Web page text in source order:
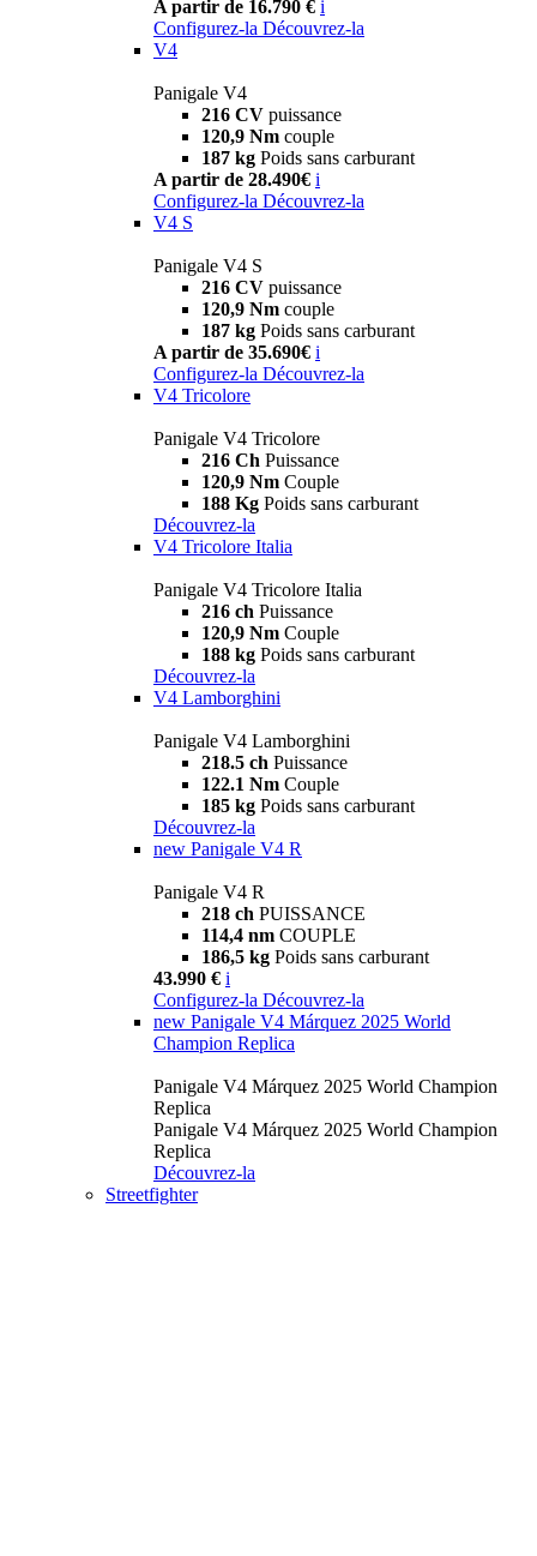
A partir de 16.790 € i
Configurez-la Découvrez-la
V4
Panigale V4
216 CV puissance
120,9 Nm couple
187 kg Poids sans carburant
A partir de 28.490€ i
Configurez-la Découvrez-la
V4 S
Panigale V4 S
216 CV puissance
120,9 Nm couple
187 kg Poids sans carburant
A partir de 35.690€ i
Configurez-la Découvrez-la
V4 Tricolore
Panigale V4 Tricolore
216 Ch Puissance
120,9 Nm Couple
188 Kg Poids sans carburant
Découvrez-la
V4 Tricolore Italia
Panigale V4 Tricolore Italia
216 ch Puissance
120,9 Nm Couple
188 kg Poids sans carburant
Découvrez-la
V4 Lamborghini
Panigale V4 Lamborghini
218.5 ch Puissance
122.1 Nm Couple
185 kg Poids sans carburant
Découvrez-la
new Panigale V4 R
Panigale V4 R
218 ch PUISSANCE
114,4 nm COUPLE
186,5 kg Poids sans carburant
43.990 € i
Configurez-la Découvrez-la
new Panigale V4 Márquez 2025 World
Champion Replica
Panigale V4 Márquez 2025 World Champion
Replica
Panigale V4 Márquez 2025 World Champion
Replica
Découvrez-la
Streetfighter